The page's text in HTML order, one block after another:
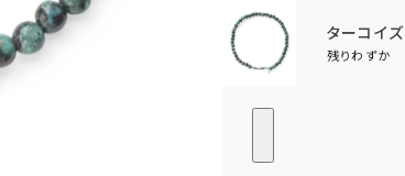
ターコイズ
残りわずか